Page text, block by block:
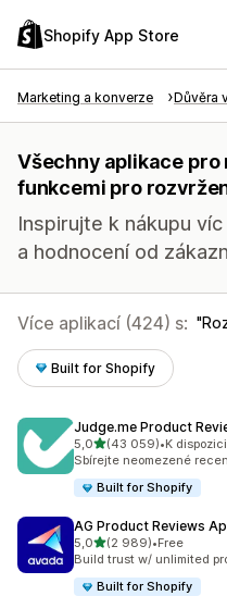
Shopify App Store
Marketing a konverze Důvěra
Všechny aplikace
funkcemi pro
Inspirujte k nákupu
a hodnocení od
Více aplikací (424) s:
Built for Shopify
Judge.me Product
5,0z 5 hvězd
(43 059)
Celkový počet recenzí:
•K
Sbírejte neomezené
Built for Shopify
AG Product Reviews
5,0z 5 hvězd
(2 989)
Celkový počet recenzí:
•Free
Build trust w/ unlimited
Built for Shopify